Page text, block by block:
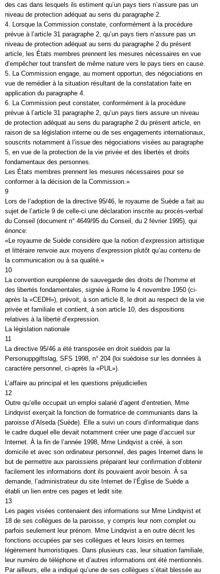
des cas dans lesquels ils estiment qu’un pays tiers n’assure pas un
niveau de protection adéquat au sens du paragraphe 2.
4. Lorsque la Commission constate, conformément à la procédure
prévue à l’article 31 paragraphe 2, qu’un pays tiers n’assure pas un
niveau de protection adéquat au sens du paragraphe 2 du présent
article, les États membres prennent les mesures nécessaires en vue
d’empêcher tout transfert de même nature vers le pays tiers en cause.
5. La Commission engage, au moment opportun, des négociations en
vue de remédier à la situation résultant de la constatation faite en
application du paragraphe 4.
6. La Commission peut constater, conformément à la procédure
prévue à l’article 31 paragraphe 2, qu’un pays tiers assure un niveau
de protection adéquat au sens du paragraphe 2 du présent article, en
raison de sa législation interne ou de ses engagements internationaux,
souscrits notamment à l’issue des négociations visées au paragraphe
5, en vue de la protection de la vie privée et des libertés et droits
fondamentaux des personnes.
Les États membres prennent les mesures nécessaires pour se
conformer à la décision de la Commission.»
9
Lors de l’adoption de la directive 95/46, le royaume de Suède a fait au
sujet de l’article 9 de celle-ci une déclaration inscrite au procès-verbal
du Conseil (document n° 4649/95 du Conseil, du 2 février 1995), qui
énonce:
«Le royaume de Suède considère que la notion d’expression artistique
et littéraire renvoie aux moyens d’expression plutôt qu’au contenu de
la communication ou à sa qualité.»
10
La convention européenne de sauvegarde des droits de l’homme et
des libertés fondamentales, signée à Rome le 4 novembre 1950 (ci-
après la «CEDH»), prévoit, à son article 8, le droit au respect de la vie
privée et familiale et contient, à son article 10, des dispositions
relatives à la liberté d’expression.
La législation nationale
11
La directive 95/46 a été transposée en droit suédois par la
Personuppgiftslag, SFS 1998, n° 204 (loi suédoise sur les données à
caractère personnel, ci-après la «PUL»).
L’affaire au principal et les questions préjudicielles
12
Outre qu’elle occupait un emploi salarié d’agent d’entretien, Mme
Lindqvist exerçait la fonction de formatrice de communiants dans la
paroisse d’Alseda (Suède). Elle a suivi un cours d’informatique dans
le cadre duquel elle devait notamment créer une page d’accueil sur
Internet. À la fin de l’année 1998, Mme Lindqvist a créé, à son
domicile et avec son ordinateur personnel, des pages Internet dans le
but de permettre aux paroissiens préparant leur confirmation d’obtenir
facilement les informations dont ils pouvaient avoir besoin. À sa
demande, l’administrateur du site Internet de l’Église de Suède a
établi un lien entre ces pages et ledit site.
13
Les pages visées contenaient des informations sur Mme Lindqvist et
18 de ses collègues de la paroisse, y compris leur nom complet ou
parfois seulement leur prénom. Mme Lindqvist a en outre décrit les
fonctions occupées par ses collègues et leurs loisirs en termes
légèrement humoristiques. Dans plusieurs cas, leur situation familiale,
leur numéro de téléphone et d’autres informations ont été mentionnés.
Par ailleurs, elle a indiqué qu’une de ses collègues s’était blessée au